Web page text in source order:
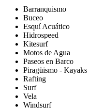
Barranquismo
Buceo
Esquí Acuático
Hidrospeed
Kitesurf
Motos de Agua
Paseos en Barco
Piragüismo - Kayaks
Rafting
Surf
Vela
Windsurf